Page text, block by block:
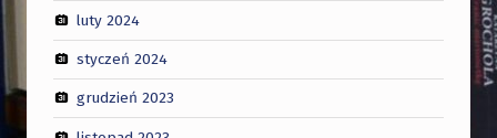
luty 2024
styczeń 2024
grudzień 2023